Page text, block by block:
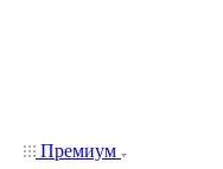
Премиум